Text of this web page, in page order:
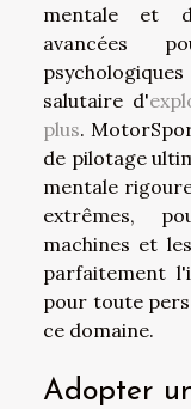
mentale et
avancées
salutaire d'
plus.
de pilotage
mentale
extrêmes,
machines et
parfaitement
pour toute
ce domaine.
Adopter